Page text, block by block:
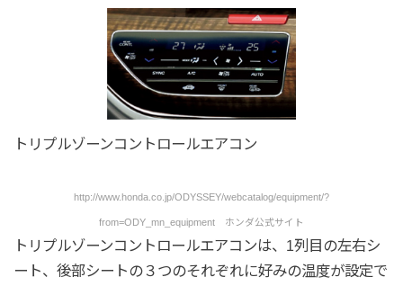
トリプルゾーンコントロールエアコン
http://www.honda.co.jp/ODYSSEY/webcatalog/equipment/?
from=ODY_mn_equipment ホンダ公式サイト
トリプルゾーンコントロールエアコンは、1列目の左右シ
ート、後部シートの３つのそれぞれに好みの温度が設定で